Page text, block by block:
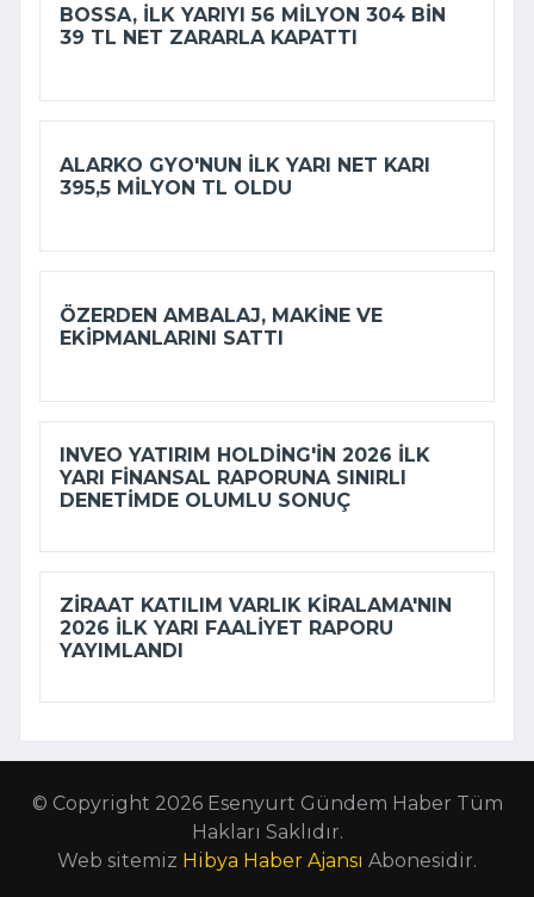
BOSSA, ILK YARIYI 56 MILYON 304 BIN
39 TL NET ZARARLA KAPATTI
ALARKO GYO'NUN ILK YARI NET KARI
395,5 MILYON TL OLDU
ÖZERDEN AMBALAJ, MAKINE VE
EKIPMANLARINI SATTI
INVEO YATIRIM HOLDING'IN 2026 ILK
YARI FINANSAL RAPORUNA SINIRLI
DENETIMDE OLUMLU SONUÇ
ZIRAAT KATILIM VARLIK KIRALAMA'NIN
2026 ILK YARI FAALIYET RAPORU
YAYIMLANDI
© Copyright 2026 Esenyurt Gündem Haber Tüm
Hakları Saklıdır.
Web sitemiz Hibya Haber Ajansı Abonesidir.